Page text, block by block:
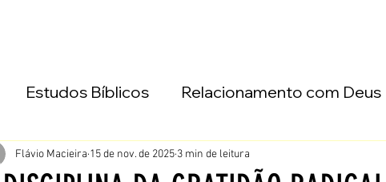
Estudos Bíblicos Relacionamento com Deus
Caminhada a Três Lançamentos
Flávio Macieira 15 de nov. de 2025 3 min de leitura